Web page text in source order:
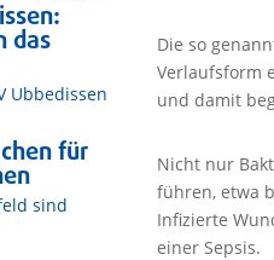
das
Ubbedissen
für
sind
Die so
Verlaufsform
und damit
Nicht nur
führen, etwa
Infizierte
einer Sepsis.